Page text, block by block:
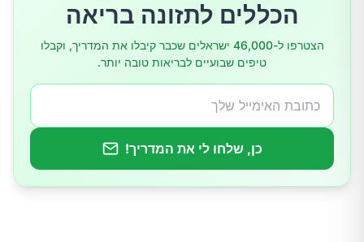
דגנים מלאים ופחמימות מורכבות
סיכום ומבט לעתיד
הכללים לתזונה בריאה
הצטרפו ל-46,000 ישראלים שכבר קיבלו את המדריך, וקבלו
טיפים שבועיים לבריאות טובה יותר.
כן, שלחו לי את המדריך!